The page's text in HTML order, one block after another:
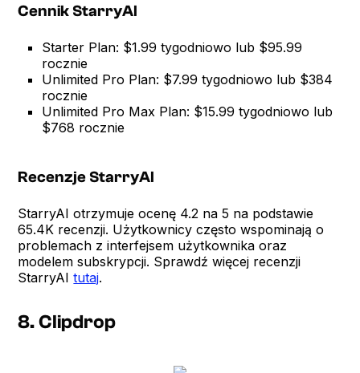
Cennik StarryAI
Starter Plan: $1.99 tygodniowo lub $95.99
rocznie
Unlimited Pro Plan: $7.99 tygodniowo lub $384
rocznie
Unlimited Pro Max Plan: $15.99 tygodniowo lub
$768 rocznie
Recenzje StarryAI
StarryAI otrzymuje ocenę 4.2 na 5 na podstawie
65.4K recenzji. Użytkownicy często wspominają o
problemach z interfejsem użytkownika oraz
modelem subskrypcji. Sprawdź więcej recenzji
StarryAItutaj.
8. Clipdrop